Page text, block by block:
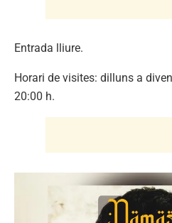
Entrada lliure.
Horari de visites: dilluns a
20:00 h.